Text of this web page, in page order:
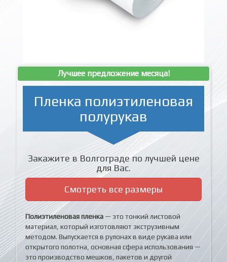
Лучшее предложение месяца!
Пленка полиэтиленовая
полурукав
Закажите в Волгограде по лучшей цене
для Вас.
Смотреть все размеры
Полиэтиленовая пленка — это тонкий листовой
материал, который изготовляют экструзивным
методом. Выпускается в рулонах в виде рукава или
открытого полотна, основная сфера использования —
это производство мешков, пакетов и другой